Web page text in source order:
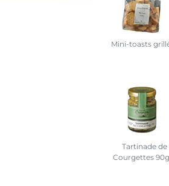
Mini-toasts
Tartinade de
Courgettes 90g